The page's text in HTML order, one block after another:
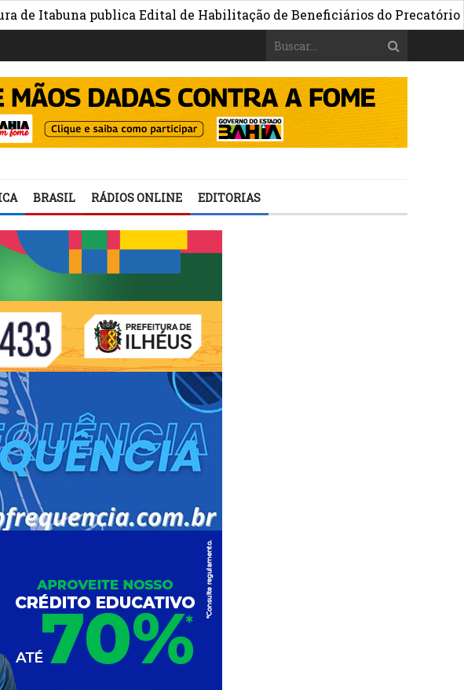
publica Edital de Habilitação de Beneficiários do Precatório do
BRASIL RÁDIOS ONLINE EDITORIAS